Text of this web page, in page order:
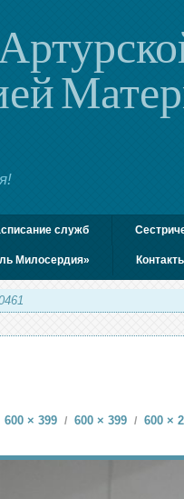
служб
Милосердия»
600 × 399 / 600 × 399 / 600 ×